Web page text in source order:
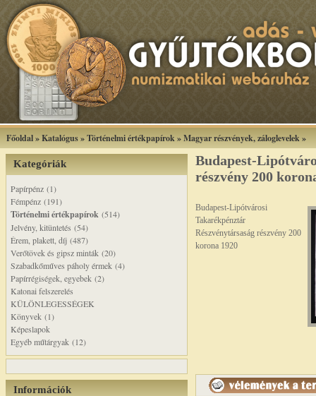
Főoldal»Katalógus»Történelmi értékpapírok»Magyar részvények, záloglevelek»
Kategóriák
Papírpénz (1)
Fémpénz (191)
Történelmi értékpapírok (514)
Jelvény, kitüntetés (54)
Érem, plakett, díj (487)
Verőtövek és gipsz minták (20)
Szabadkőműves páholy érmek (4)
Papírrégiségek, egyebek (2)
Katonai felszerelés
KÜLÖNLEGESSÉGEK
Könyvek (1)
Képeslapok
Egyéb műtárgyak (12)
Információk
Budapest-
részvény 200
Budapest-Lipótvárosi
Takarékpénztár
Részvénytársaság részvény 200
korona 1920